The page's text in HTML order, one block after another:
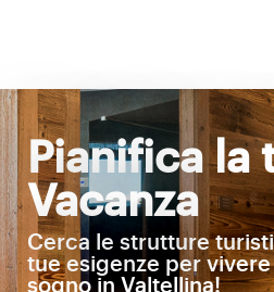
Pianifica la
Vacanza
Cerca le strutture
tue esigenze per
sogno in Valtellina!